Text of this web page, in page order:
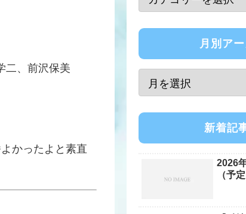
二、前沢保美
かったよと素直
月別ア
新着記
2026
（予定